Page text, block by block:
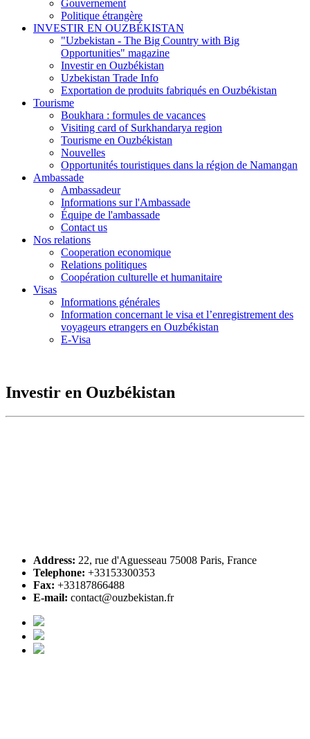
Gouvernement
Politique étrangère
INVESTIR EN OUZBÉKISTAN
"Uzbekistan - The Big Country with Big
Opportunities" magazine
Investir en Ouzbékistan
Uzbekistan Trade Info
Exportation de produits fabriqués en Ouzbékistan
Tourisme
Boukhara : formules de vacances
Visiting card of Surkhandarya region
Tourisme en Ouzbékistan
Nouvelles
Opportunités touristiques dans la région de Namangan
Ambassade
Ambassadeur
Informations sur l'Ambassade
Équipe de l'ambassade
Contact us
Nos relations
Cooperation economique
Relations politiques
Coopération culturelle et humanitaire
Visas
Informations générales
Information concernant le visa et l’enregistrement des
voyageurs etrangers en Ouzbékistan
E-Visa
Investir en Ouzbékistan
Address: 22, rue d'Aguesseau 75008 Paris, France
Telephone: +33153300353
Fax: +33187866488
E-mail: contact@ouzbekistan.fr